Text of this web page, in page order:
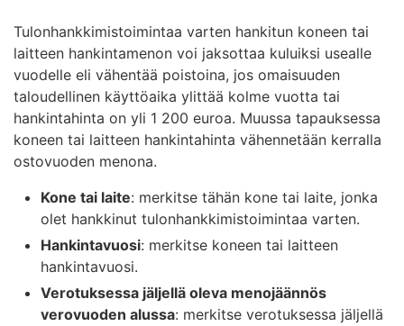
Tulonhankkimistoimintaa varten hankitun koneen tai
laitteen hankintamenon voi jaksottaa kuluiksi usealle
vuodelle eli vähentää poistoina, jos omaisuuden
taloudellinen käyttöaika ylittää kolme vuotta tai
hankintahinta on yli 1 200 euroa. Muussa tapauksessa
koneen tai laitteen hankintahinta vähennetään kerralla
ostovuoden menona.
Kone tai laite: merkitse tähän kone tai laite, jonka
olet hankkinut tulonhankkimistoimintaa varten.
Hankintavuosi: merkitse koneen tai laitteen
hankintavuosi.
Verotuksessa jäljellä oleva menojäännös
verovuoden alussa: merkitse verotuksessa jäljellä